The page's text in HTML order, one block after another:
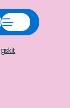
Öppna
meny